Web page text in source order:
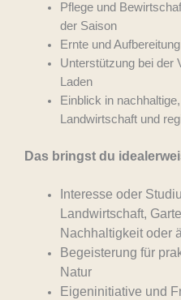
Pflege und
der Saison
Ernte und
Unterstützung bei der
Laden
Einblick in
Landwirtschaft und
Das bringst du
Interesse oder
Landwirtschaft,
Nachhaltigkeit oder
Begeisterung für
Natur
Eigeninitiative und